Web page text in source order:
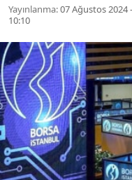
Yayınlanma:07 Ağustos 2024
10:10